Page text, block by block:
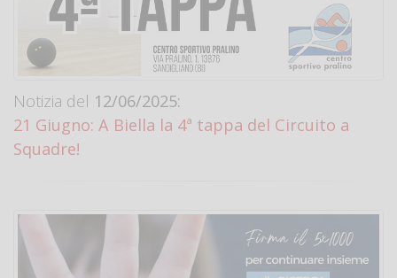
Notizia del 12/06/2025:
21 Giugno: A Biella la 4ª tappa del Circuito a
Squadre!